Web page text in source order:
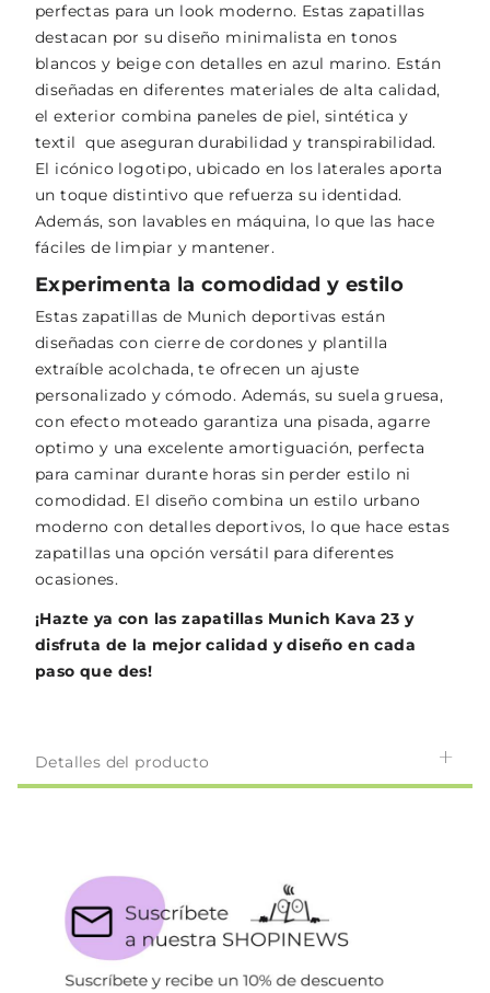
perfectas para un look moderno. Estas zapatillas
destacan por su diseño minimalista en tonos
blancos y beige con detalles en azul marino. Están
diseñadas en diferentes materiales de alta calidad,
el exterior combina paneles de piel, sintética y
textil que aseguran durabilidad y transpirabilidad.
El icónico logotipo, ubicado en los laterales aporta
un toque distintivo que refuerza su identidad.
Además, son lavables en máquina, lo que las hace
fáciles de limpiar y mantener.
Experimenta la comodidad y estilo
Estas zapatillas de Munich deportivas están
diseñadas con cierre de cordones y plantilla
extraíble acolchada, te ofrecen un ajuste
personalizado y cómodo. Además, su suela gruesa,
con efecto moteado garantiza una pisada, agarre
optimo y una excelente amortiguación, perfecta
para caminar durante horas sin perder estilo ni
comodidad. El diseño combina un estilo urbano
moderno con detalles deportivos, lo que hace estas
zapatillas una opción versátil para diferentes
ocasiones.
¡Hazte ya con las zapatillas Munich Kava 23 y
disfruta de la mejor calidad y diseño en cada
paso que des!
Detalles del producto